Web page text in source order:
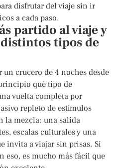
disfrutar del viaje sin ir
a cada paso.
partido al viaje y
tipos de
crucero de 4 noches desde
qué tipo de
vuelta completa por
repleto de estímulos
la mezcla: una salida
escalas culturales y una
invita a viajar sin prisas. Si
eso, es mucho más fácil que